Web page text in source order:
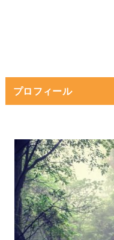
プロフィール